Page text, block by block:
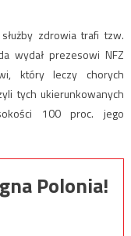
zdrowia trafi tzw.
wydał prezesowi NFZ
który leczy chorych
tych ukierunkowanych
100 proc. jego
Polonia!